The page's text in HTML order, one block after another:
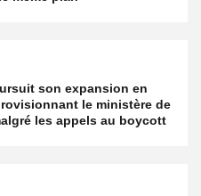
son expansion en
le ministère de
les appels au boycott